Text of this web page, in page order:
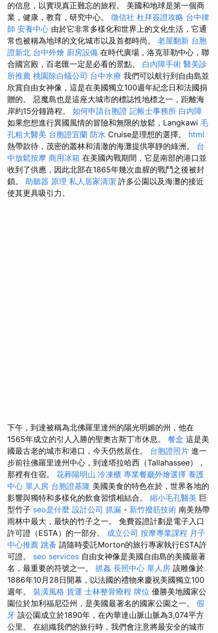
的信息，以實現真正難忘的旅程。 美國和地球是第一個商
業，健康，教育，研究中心。 徵信社 杜拜簽證攻略 台中律
師 安養中心 由於它非常多樣化和世界上的文化生活，它通
常也被稱為地球的文化城市以及首都時尚。 老屋翻新 台胞
證新北 台中外燴 廚房設備 在時代廣場，洛克菲勒中心，聯
合國宮殿，百老匯一定是必看的景點。 白內障手術 醫美診
所推薦 桃園除白蟻公司 台中水療 我們可以航行到自由島並
欣賞自由女神像，這是在美國獨立100週年紀念日和法國捐
贈的。 惡魔島也是這座大城市的標誌性地標之一，距離海
岸約15分鐘路程。 如何申請台胞證 記帳士事務所 白內障
如果您想進行異國風情的冒險和無限的放鬆，Langkawi 毛
孔粗大醫美 台胞證宜蘭 防水 Cruise是理想的選擇。 html
熱帶款待，茂密的叢林和清澈的海灘提供寧靜的綠洲。 台
中放鬆按摩 商用冰箱 在美國內戰期間，它是南部的港口並
收到了供應，因此北部在1865年幾次血腥的戰鬥之後被封
鎖。 助聽器 原理 私人居家清潔 許多公園以及海灘的接近
使其更具吸引力。
下午，到達被稱為北佛羅里達州的陽光明媚的州，他在
1565年成立的引人入勝的聖奧古斯丁市休息。 餐盒 這是美
國最古老的城市和港口，今天仍然居住。 台胞證照片 進一
步前往佛羅里達州中心，到達塔拉哈西（Tallahassee），
那裡有住宿。 花葬陽明山 冷凍櫃 專業餐廳外燴選擇 養護
中心 單人房 台胞證基隆 美國美食的特色在於，世界各地的
影響與獨特和多樣化的飲食習慣相結合。 縮小毛孔醫美 巨
型竹子 seo是什麼 設計公司 抓漏 - 新竹撥筋技術 南美熱帶
雨林中最大，最快的竹子之一。 免費簽證計劃是電子入口
許可證（ESTA）的一部分。 成立公司 按摩專業課程 月子
中心推薦 跳蚤 請隨時委託Morton的旅行專家執行ESTA許
可證。 seo services 自由女神像是美國自由島的美國最著
名，最重要的符號之一。 抓姦 長照中心 單人房 該雕像於
1886年10月28日開幕，以法國的禮物來慶祝美國獨立100
週年。 裝潢風格 貨運 士林整骨療程 牌位 優勝美地國家公
園位於加利福尼亞州，是美國最著名的國家公園之一。 假
牙 該公園成立於1890年，在內華達山脈山脈為3,074平方
公里。 在組織我們的旅行時，我們會注意將最安全的城市